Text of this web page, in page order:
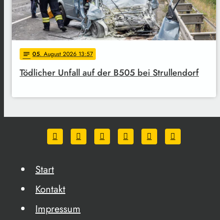
notes 05. August 2026 13:57
Tödlicher Unfall auf der B505 bei Strullendorf
Start
Kontakt
Impressum